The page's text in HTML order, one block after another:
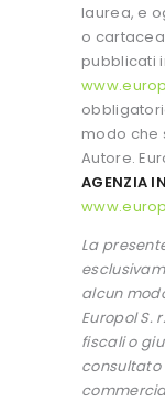
laurea, e
o
pubblicati
modo che
Autore.
AGENZIA
La
alcun
Europol S.
fiscali o
consultato